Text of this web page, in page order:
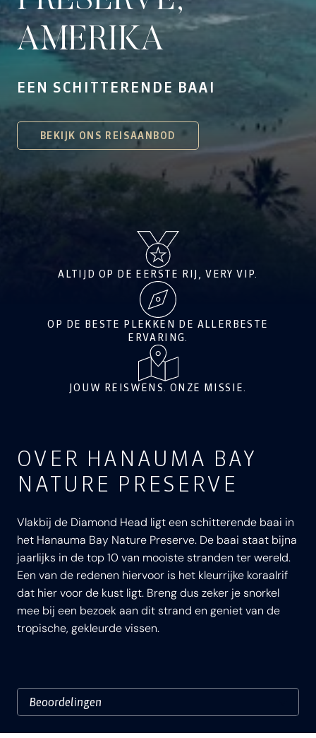
AMERIKA
EEN SCHITTERENDE BAAI
BEKIJK ONS REISAANBOD
ALTIJD OP DE EERSTE RIJ, VERY VIP.
OP DE BESTE PLEKKEN DE ALLERBESTE
ERVARING.
JOUW REISWENS. ONZE MISSIE.
OVER HANAUMA BAY
NATURE PRESERVE
Vlakbij de Diamond Head ligt een schitterende baai in
het Hanauma Bay Nature Preserve. De baai staat bijna
jaarlijks in de top 10 van mooiste stranden ter wereld.
Een van de redenen hiervoor is het kleurrijke koraalrif
dat hier voor de kust ligt. Breng dus zeker je snorkel
mee bij een bezoek aan dit strand en geniet van de
tropische, gekleurde vissen.